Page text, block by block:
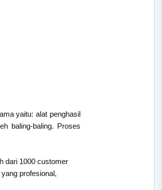
yaitu: alat penghasil
baling-baling. Proses
dari 1000 customer
profesional,